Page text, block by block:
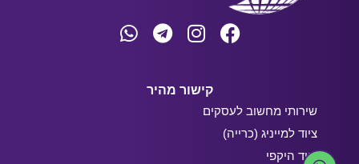
קישור מהיר
שירותי מחשוב לעסקים
ציוד למייניג (כרייה)
ציוד היקפי